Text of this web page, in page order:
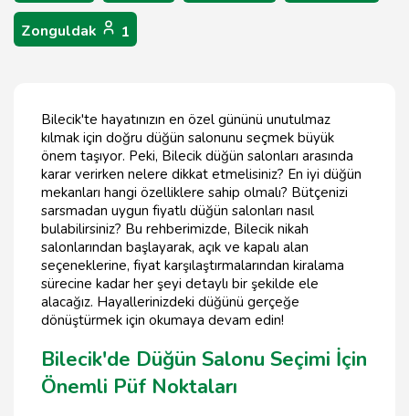
Zonguldak 1
Bilecik'te hayatınızın en özel gününü unutulmaz
kılmak için doğru düğün salonunu seçmek büyük
önem taşıyor. Peki, Bilecik düğün salonları arasında
karar verirken nelere dikkat etmelisiniz? En iyi düğün
mekanları hangi özelliklere sahip olmalı? Bütçenizi
sarsmadan uygun fiyatlı düğün salonları nasıl
bulabilirsiniz? Bu rehberimizde, Bilecik nikah
salonlarından başlayarak, açık ve kapalı alan
seçeneklerine, fiyat karşılaştırmalarından kiralama
sürecine kadar her şeyi detaylı bir şekilde ele
alacağız. Hayallerinizdeki düğünü gerçeğe
dönüştürmek için okumaya devam edin!
Bilecik'de Düğün Salonu Seçimi İçin
Önemli Püf Noktaları